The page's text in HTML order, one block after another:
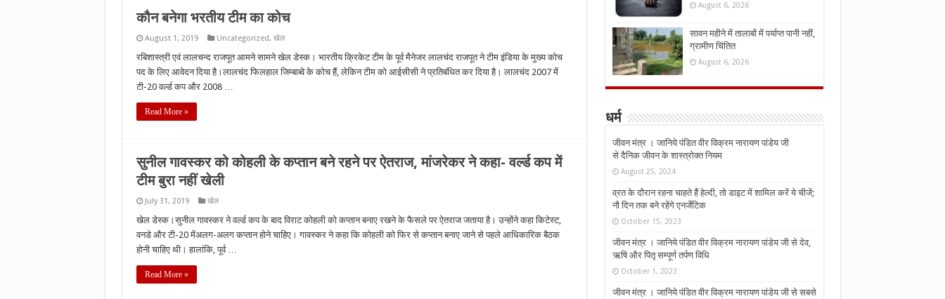
कौन बनेगा भरतीय टीम का कोच
August 1, 2019 Uncategorized, खेल
रबिशास्त्री एवं लालचन्द राजपूत आमने सामने खेल डेस्क। भारतीय क्रिकेट टीम के पूर्व मैनेजर लालचंद राजपूत ने टीम इंडिया के मुख्य कोच
पद के लिए आवेदन दिया है।लालचंद फिलहाल जिम्बाब्वे के कोच हैं, लेकिन टीम को आईसीसी ने प्रतिबंधित कर दिया है। लालचंद 2007 में
टी-20 वर्ल्ड कप और 2008 …
Read More »
सुनील गावस्कर को कोहली के कप्तान बने रहने पर ऐतराज, मांजरेकर ने कहा- वर्ल्ड कप में
टीम बुरा नहीं खेली
July 31, 2019 खेल
खेल डेस्क।सुनील गावस्कर ने वर्ल्ड कप के बाद विराट कोहली को कप्तान बनाए रखने के फैसले पर ऐतराज जताया है। उन्होंने कहा किटेस्ट,
वनडे और टी-20 मेंअलग-अलग कप्तान होने चाहिए। गावस्कर ने कहा कि कोहली को फिर से कप्तान बनाए जाने से पहले आधिकारिक बैठक
होनी चाहिए थी। हालांकि, पूर्व …
Read More »
August 6, 2026
सावन महीने में तालाबों में पर्याप्त पानी नहीं,
ग्रामीण चिंतित
August 6, 2026
धर्म
जीवन मंत्र । जानिये पंडित वीर विक्रम नारायण पांडेय जी
से दैनिक जीवन के शास्त्रोक्त नियम
August 25, 2024
व्रत के दौरान रहना चाहते हैं हेल्दी, तो डाइट में शामिल करें ये चीजें;
नौ दिन तक बने रहेंगे एनर्जेटिक
October 15, 2023
जीवन मंत्र । जानिये पंडित वीर विक्रम नारायण पांडेय जी से देव,
ऋषि और पितृ सम्पूर्ण तर्पण विधि
October 1, 2023
जीवन मंत्र । जानिये पंडित वीर विक्रम नारायण पांडेय जी से सबसे